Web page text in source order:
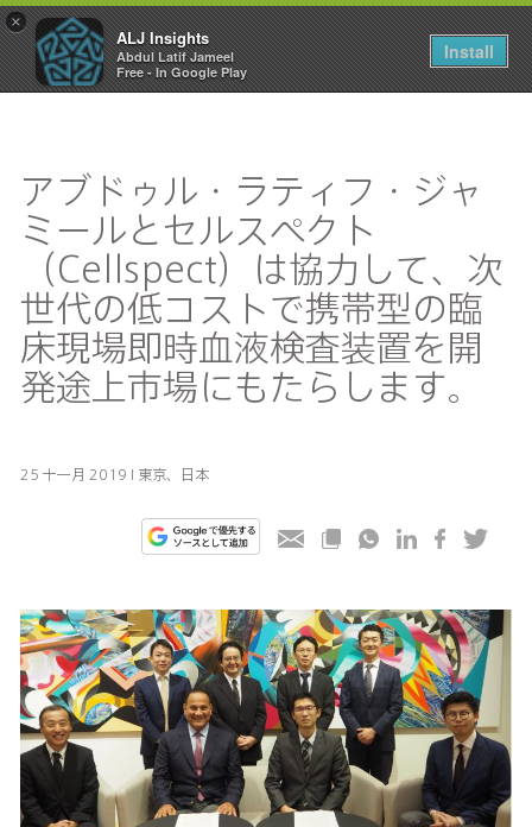
×
ALJ Insights
Abdul Latif Jameel
Free - In Google Play
Install
Toggle
navigation
アブドゥル・ラティフ・ジャ
ミールとセルスペクト
（Cellspect）は協力して、次
世代の低コストで携帯型の臨
床現場即時血液検査装置を開
発途上市場にもたらします。
25 十一月 2019 I 東京、日本